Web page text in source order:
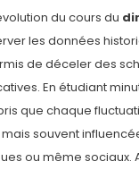
du cours du
les données
de déceler des
En étudiant
que chaque
souvent
ou même sociaux.